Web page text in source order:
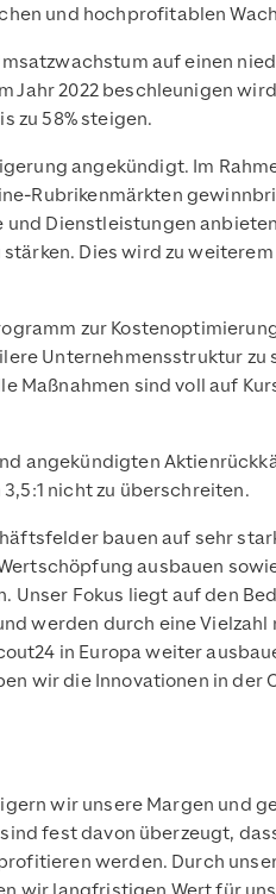
und hochprofitablen
auf einen
2022 beschleunigen
zu 58% steigen.
angekündigt. Im
Rubrikenmärkten
Dienstleistungen
Dies wird zu
zur
Unternehmensstruktur zu
sind voll auf
angekündigten
nicht zu überschreiten.
bauen auf sehr
ausbauen
Fokus liegt auf den
werden durch eine Vielzahl
in Europa weiter
wir die Innovationen in der
wir unsere Margen und
fest davon überzeugt,
werden. Durch